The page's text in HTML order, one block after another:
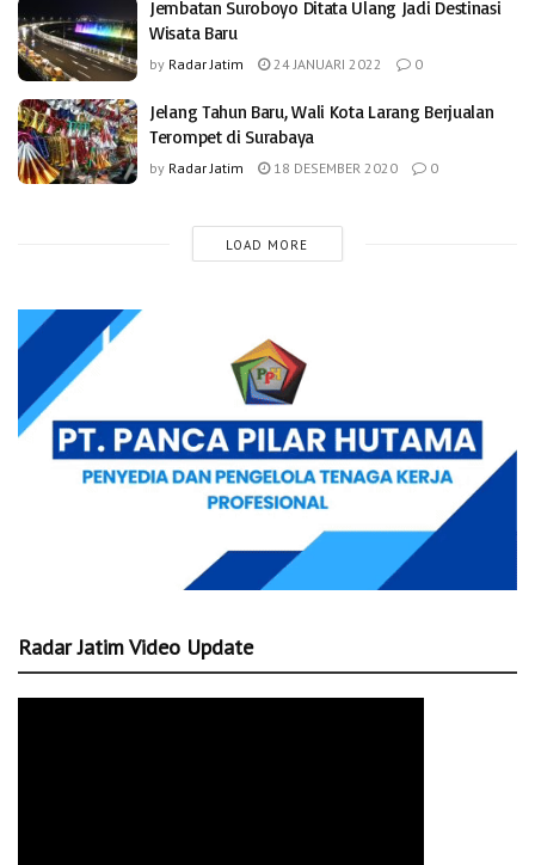
Jembatan Suroboyo Ditata Ulang Jadi Destinasi
Wisata Baru
by Radar Jatim 24 JANUARI 2022 0
Jelang Tahun Baru, Wali Kota Larang Berjualan
Terompet di Surabaya
by Radar Jatim 18 DESEMBER 2020 0
LOAD MORE
Radar Jatim Video Update